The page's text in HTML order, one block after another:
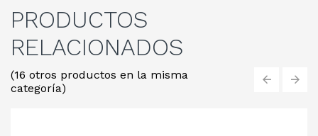
PRODUCTOS
RELACIONADOS
(16 otros productos en la misma
categoría)